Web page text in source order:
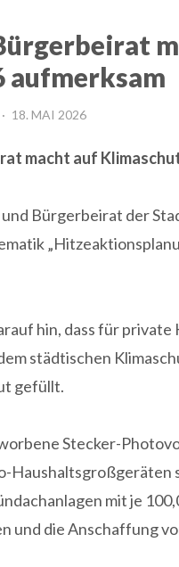
aufmerksam
POSTED
18. MAI 2026
macht auf
Bürgerbeirat der
hin, dass für
städtischen
gefüllt.
Stecker-
Haushaltsgroßgeräten
mit je
und die Anschaffung